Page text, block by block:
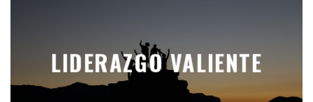
LIDERAZGO VALIENTE